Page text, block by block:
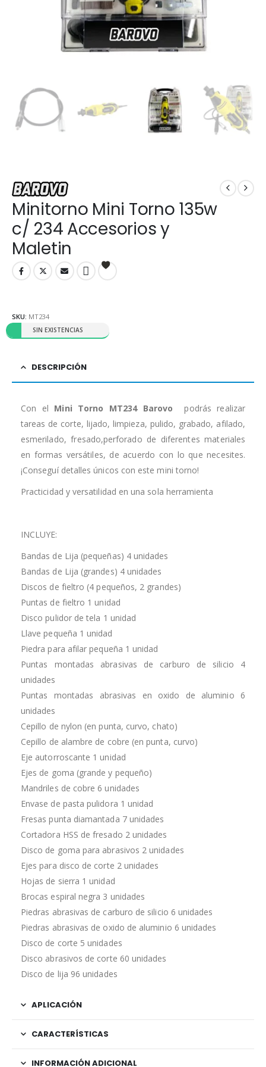
Minitorno Mini Torno 135w
c/ 234 Accesorios y
Maletin
SIN EXISTENCIAS
SKU: MT234
DESCRIPCIÓN
Con el Mini Torno MT234 Barovo
podrás realizar
tareas de corte, lijado, limpieza, pulido, grabado, afilado,
esmerilado, fresado,perforado de diferentes materiales
en formas versátiles, de acuerdo con lo que necesites.
¡Conseguí detalles únicos con este mini torno!
Practicidad y versatilidad en una sola herramienta
INCLUYE:
Bandas de Lija (pequeñas) 4 unidades
Bandas de Lija (grandes) 4 unidades
Discos de fieltro (4 pequeños, 2 grandes)
Puntas de fieltro 1 unidad
Disco pulidor de tela 1 unidad
Llave pequeña 1 unidad
Piedra para afilar pequeña 1 unidad
Puntas montadas abrasivas de carburo de silicio 4
unidades
Puntas montadas abrasivas en oxido de aluminio 6
unidades
Cepillo de nylon (en punta, curvo, chato)
Cepillo de alambre de cobre (en punta, curvo)
Eje autorroscante 1 unidad
Ejes de goma (grande y pequeño)
Mandriles de cobre 6 unidades
Envase de pasta pulidora 1 unidad
Fresas punta diamantada 7 unidades
Cortadora HSS de fresado 2 unidades
Disco de goma para abrasivos 2 unidades
Ejes para disco de corte 2 unidades
Hojas de sierra 1 unidad
Brocas espiral negra 3 unidades
Piedras abrasivas de carburo de silicio 6 unidades
Piedras abrasivas de oxido de aluminio 6 unidades
Disco de corte 5 unidades
Disco abrasivos de corte 60 unidades
Disco de lija 96 unidades
APLICACIÓN
CARACTERÍSTICAS
INFORMACIÓN ADICIONAL